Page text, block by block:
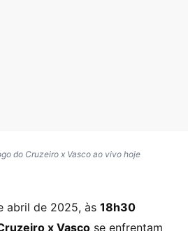
do Cruzeiro x Vasco ao vivo hoje
abril de 2025, às 18h30
x Vasco se enfrentam